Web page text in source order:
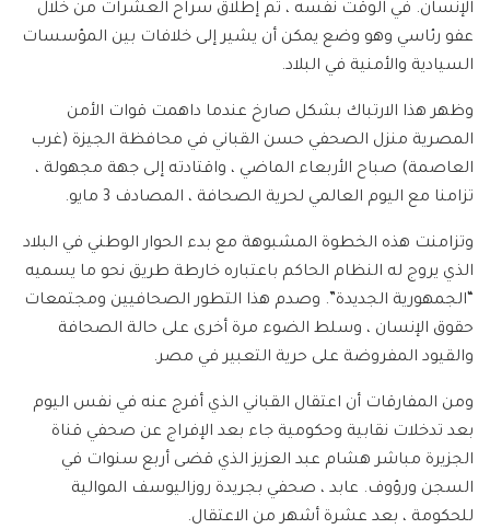
الإنسان. في الوقت نفسه ، تم إطلاق سراح العشرات من خلال
عفو رئاسي وهو وضع يمكن أن يشير إلى خلافات بين المؤسسات
السيادية والأمنية في البلاد.
وظهر هذا الارتباك بشكل صارخ عندما داهمت قوات الأمن
المصرية منزل الصحفي حسن القباني في محافظة الجيزة (غرب
العاصمة) صباح الأربعاء الماضي ، واقتادته إلى جهة مجهولة ،
تزامنا مع اليوم العالمي لحرية الصحافة ، المصادف 3 مايو.
وتزامنت هذه الخطوة المشبوهة مع بدء الحوار الوطني في البلاد
الذي يروج له النظام الحاكم باعتباره خارطة طريق نحو ما يسميه
“الجمهورية الجديدة”. وصدم هذا التطور الصحافيين ومجتمعات
حقوق الإنسان ، وسلط الضوء مرة أخرى على حالة الصحافة
والقيود المفروضة على حرية التعبير في مصر.
ومن المفارقات أن اعتقال القباني الذي أفرج عنه في نفس اليوم
بعد تدخلات نقابية وحكومية جاء بعد الإفراج عن صحفي قناة
الجزيرة مباشر هشام عبد العزيز الذي قضى أربع سنوات في
السجن ورؤوف. عابد ، صحفي بجريدة روزاليوسف الموالية
للحكومة ، بعد عشرة أشهر من الاعتقال.